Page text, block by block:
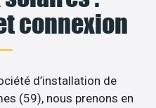
connexion
d’installation de
(59), nous prenons en